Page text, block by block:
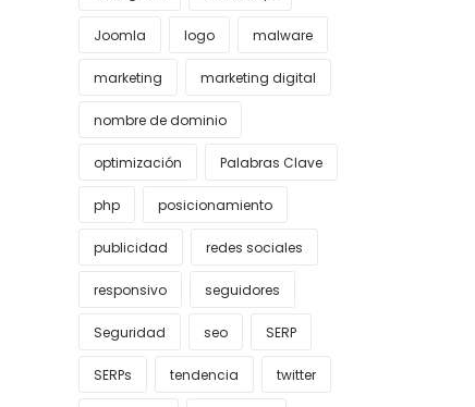
Joomla logo malware
marketing marketing digital
nombre de dominio
optimización Palabras Clave
php posicionamiento
publicidad redes sociales
responsivo seguidores
Seguridad seo SERP
SERPs tendencia twitter